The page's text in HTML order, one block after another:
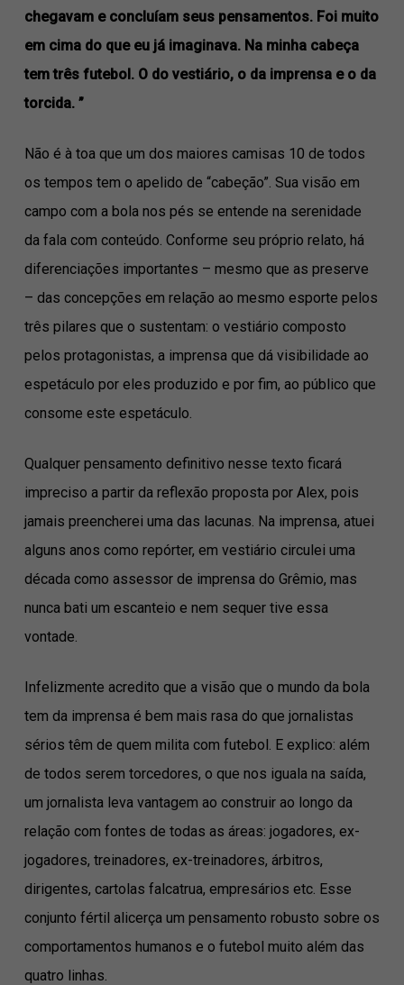
chegavam e concluíam seus pensamentos. Foi muito
em cima do que eu já imaginava. Na minha cabeça
tem três futebol. O do vestiário, o da imprensa e o da
torcida. ”
Não é à toa que um dos maiores camisas 10 de todos
os tempos tem o apelido de “cabeção”. Sua visão em
campo com a bola nos pés se entende na serenidade
da fala com conteúdo. Conforme seu próprio relato, há
diferenciações importantes – mesmo que as preserve
– das concepções em relação ao mesmo esporte pelos
três pilares que o sustentam: o vestiário composto
pelos protagonistas, a imprensa que dá visibilidade ao
espetáculo por eles produzido e por fim, ao público que
consome este espetáculo.
Qualquer pensamento definitivo nesse texto ficará
impreciso a partir da reflexão proposta por Alex, pois
jamais preencherei uma das lacunas. Na imprensa, atuei
alguns anos como repórter, em vestiário circulei uma
década como assessor de imprensa do Grêmio, mas
nunca bati um escanteio e nem sequer tive essa
vontade.
Infelizmente acredito que a visão que o mundo da bola
tem da imprensa é bem mais rasa do que jornalistas
sérios têm de quem milita com futebol. E explico: além
de todos serem torcedores, o que nos iguala na saída,
um jornalista leva vantagem ao construir ao longo da
relação com fontes de todas as áreas: jogadores, ex-
jogadores, treinadores, ex-treinadores, árbitros,
dirigentes, cartolas falcatrua, empresários etc. Esse
conjunto fértil alicerça um pensamento robusto sobre os
comportamentos humanos e o futebol muito além das
quatro linhas.